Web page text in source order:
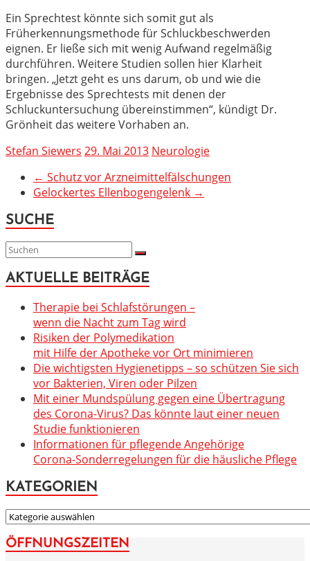
Ein Sprechtest könnte sich somit gut als
Früherkennungsmethode für Schluckbeschwerden
eignen. Er ließe sich mit wenig Aufwand regelmäßig
durchführen. Weitere Studien sollen hier Klarheit
bringen. „Jetzt geht es uns darum, ob und wie die
Ergebnisse des Sprechtests mit denen der
Schluckuntersuchung übereinstimmen“, kündigt Dr.
Grönheit das weitere Vorhaben an.
Stefan Siewers 29. Mai 2013 Neurologie
← Schutz vor Arzneimittelfälschungen
Gelockertes Ellenbogengelenk →
SUCHE
AKTUELLE BEITRÄGE
Therapie bei Schlafstörungen –
wenn die Nacht zum Tag wird
Risiken der Polymedikation
mit Hilfe der Apotheke vor Ort minimieren
Die wichtigsten Hygienetipps – so schützen Sie sich
vor Bakterien, Viren oder Pilzen
Mit einer Mundspülung gegen eine Übertragung
des Corona-Virus? Das könnte laut einer neuen
Studie funktionieren
Informationen für pflegende Angehörige
Corona-Sonderregelungen für die häusliche Pflege
KATEGORIEN
KATEGORIEN
ÖFFNUNGSZEITEN